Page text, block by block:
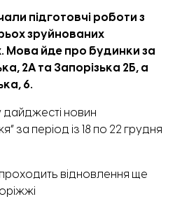
підготовчі роботи з
зруйнованих
Мова йде про будинки за
2А та Запорізька 2Б, а
6.
у дайджесті новин
за період із 18 по 22 грудня
проходить відновлення ще